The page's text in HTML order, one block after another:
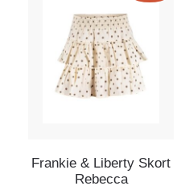
Frankie & Liberty Skort
Rebecca